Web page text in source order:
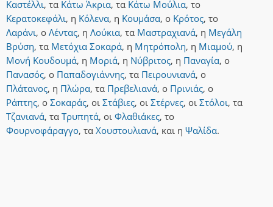
Καστέλλι, τα Κάτω Άκρια, τα Κάτω Μούλια, το
Κερατοκεφάλι, η Κόλενα, η Κουμάσα, ο Κρότος, το
Λαράνι, ο Λέντας, η Λούκια, τα Μαστραχιανά, η Μεγάλη
Βρύση, τα Μετόχια Σοκαρά, η Μητρόπολη, η Μιαμού, η
Μονή Κουδουμά, η Μοριά, η Νύβριτος, η Παναγία, ο
Πανασός, ο Παπαδογιάννης, τα Πειρουνιανά, ο
Πλάτανος, η Πλώρα, τα Πρεβελιανά, ο Πρινιάς, ο
Ράπτης, ο Σοκαράς, οι Στάβιες, οι Στέρνες, οι Στόλοι, τα
Τζανιανά, τα Τρυπητά, οι Φλαθιάκες, το
Φουρνοφάραγγο, τα Χουστουλιανά, και η Ψαλίδα.